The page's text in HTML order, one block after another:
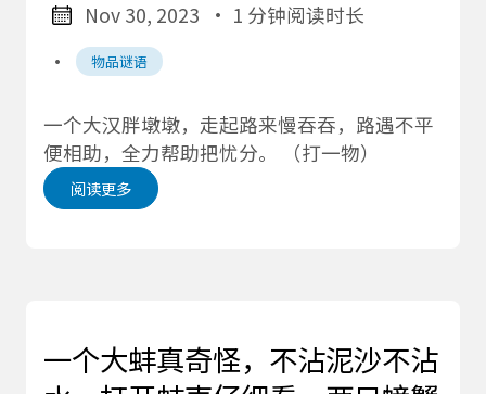
Nov 30, 2023
· 1 分钟阅读时长
·
物品谜语
一个大汉胖墩墩，走起路来慢吞吞，路遇不平
便相助，全力帮助把忧分。 （打一物）
阅读更多
一个大蚌真奇怪，不沾泥沙不沾